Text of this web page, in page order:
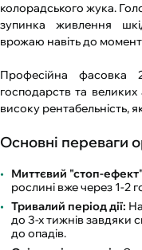
колорадського жука.
зупинка живлення
врожаю навіть до
Професійна
господарств та
високу рентабельність,
Основні переваги
Миттєвий "стоп-
рослині вже через 1-2
Тривалий період дії:
до 3-х тижнів завдяки
до опадів.